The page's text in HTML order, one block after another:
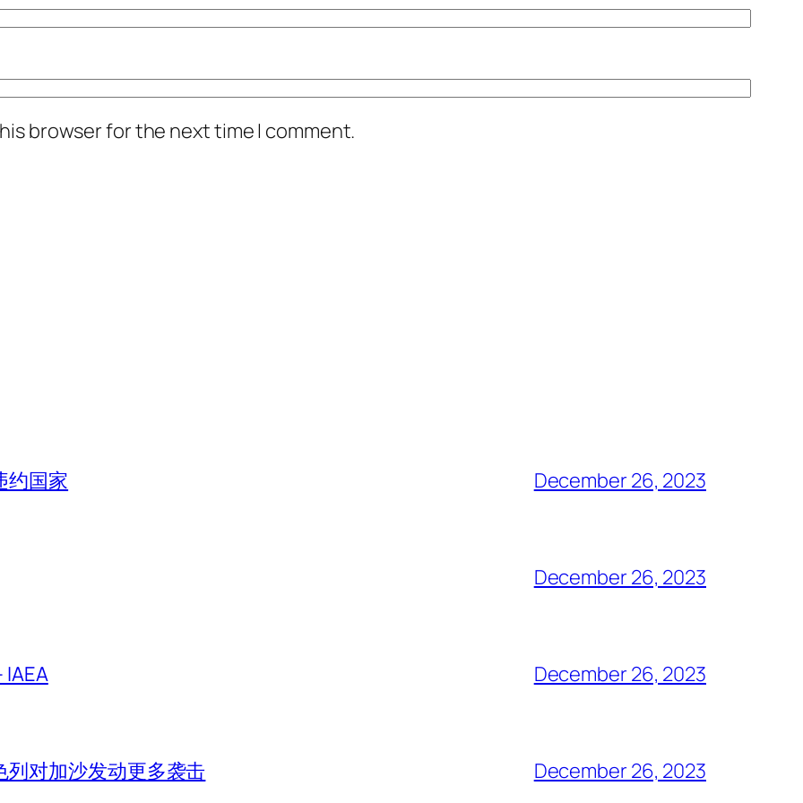
browser for the next time I comment.
约国家 December 26, 2023
December 26, 2023
December 26, 2023
对加沙发动更多袭击 December 26, 2023